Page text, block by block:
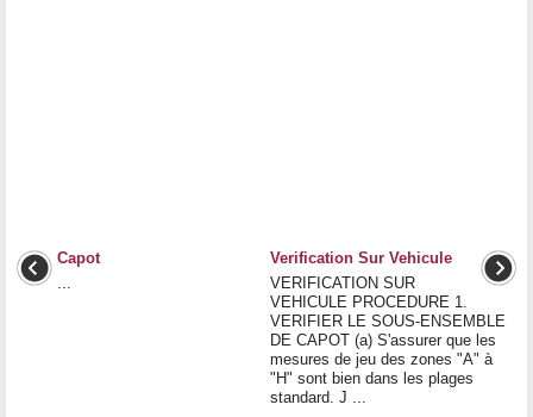
Capot
Verification Sur Vehicule
VERIFICATION SUR
VEHICULE PROCEDURE 1.
VERIFIER LE SOUS-ENSEMBLE
DE CAPOT (a) S'assurer que les
mesures de jeu des zones "A" à
"H" sont bien dans les plages
standard. J ...